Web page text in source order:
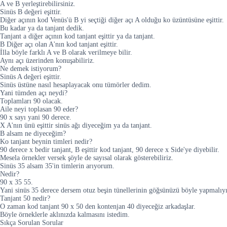
A ve B yerleştirebilirsiniz.
Sinüs B değeri eşittir.
Diğer açının kod Venüs'ü B yi seçtiği diğer açı A olduğu ko üzüntüsüne eşittir.
Bu kadar ya da tanjant dedik.
Tanjant a diğer açının kod tanjant eşittir ya da tanjant.
B Diğer açı olan A'nın kod tanjant eşittir.
İlla böyle farklı A ve B olarak verilmeye bilir.
Aynı açı üzerinden konuşabiliriz.
Ne demek istiyorum?
Sinüs A değeri eşittir.
Sinüs üstüne nasıl hesaplayacak onu tümörler dedim.
Yani tümden açı neydi?
Toplamları 90 olacak.
Aile neyi toplasan 90 eder?
90 x sayı yani 90 derece.
X A'nın ünü eşittir sinüs ağı diyeceğim ya da tanjant.
B alsam ne diyeceğim?
Ko tanjant beynin timleri nedir?
90 derece x bedir tanjant, B eşittir kod tanjant, 90 derece x Side'ye diyebilir.
Mesela örnekler versek şöyle de sayısal olarak gösterebiliriz.
Sinüs 35 alsam 35'in timlerin arıyorum.
Nedir?
90 x 35 55.
Yani sinüs 35 derece dersem otuz beşin tünellerinin göğsünüzü böyle
Tanjant 50 nedir?
O zaman kod tanjant 90 x 50 den kontenjan 40 diyeceğiz arkadaşlar.
Böyle örneklerle aklınızda kalmasını istedim.
Sıkça Sorulan Sorular